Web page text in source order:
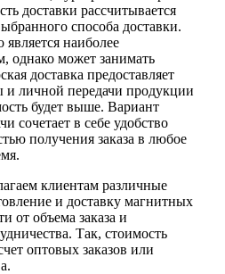
доставки рассчитывается
способа доставки.
наиболее
однако может занимать
доставка предоставляет
личной передачи продукции
будет выше. Вариант
сочетает в себе удобство
получения заказа в любое
клиентам различные
и доставку магнитных
от объема заказа и
Так, стоимость
оптовых заказов или